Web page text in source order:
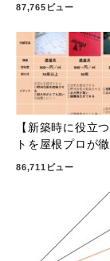
87,765ビュー
【新築時に役立
トを屋根プロが
86,711ビュー